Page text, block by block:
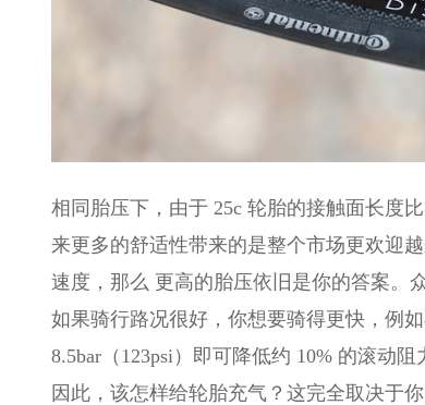
相同胎压下，由于 25c 轮胎的接触面长度
来更多的舒适性带来的是整个市场更欢迎
速度，那么 更高的胎压依旧是你的答案。
如果骑行路况很好，你想要骑得更快，例
8.5bar（123psi）即可降低约 10% 的滚动阻
因此，该怎样给轮胎充气？这完全取决于你